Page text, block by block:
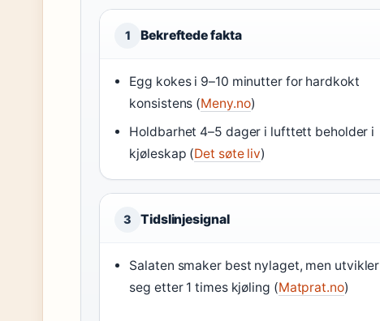
1 Bekreftede fakta
Egg kokes i 9–10 minutter for hardkokt
konsistens (Meny.no)
Holdbarhet 4–5 dager i lufttett beholder i
kjøleskap (Det søte liv)
3 Tidslinjesignal
Salaten smaker best nylaget, men utvikler
seg etter 1 times kjøling (Matprat.no)